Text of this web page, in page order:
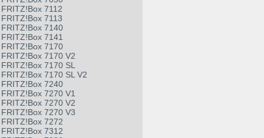
FRITZ!Box 7112
FRITZ!Box 7113
FRITZ!Box 7140
FRITZ!Box 7141
FRITZ!Box 7170
FRITZ!Box 7170 V2
FRITZ!Box 7170 SL
FRITZ!Box 7170 SL V2
FRITZ!Box 7240
FRITZ!Box 7270 V1
FRITZ!Box 7270 V2
FRITZ!Box 7270 V3
FRITZ!Box 7272
FRITZ!Box 7312